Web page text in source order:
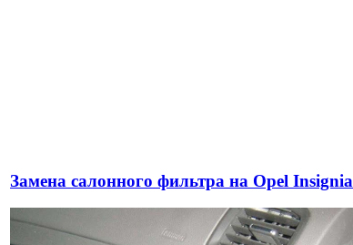
Замена салонного фильтра на Opel Insignia